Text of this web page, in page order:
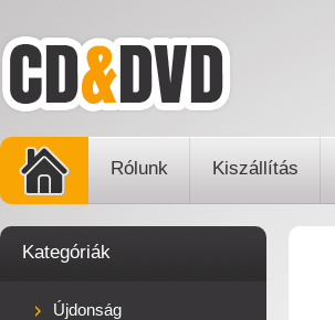
Rólunk Kiszállítás
Kategóriák
Újdonság